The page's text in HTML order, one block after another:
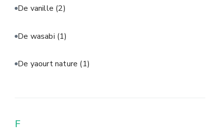
De vanille (2)
De wasabi (1)
De yaourt nature (1)
F